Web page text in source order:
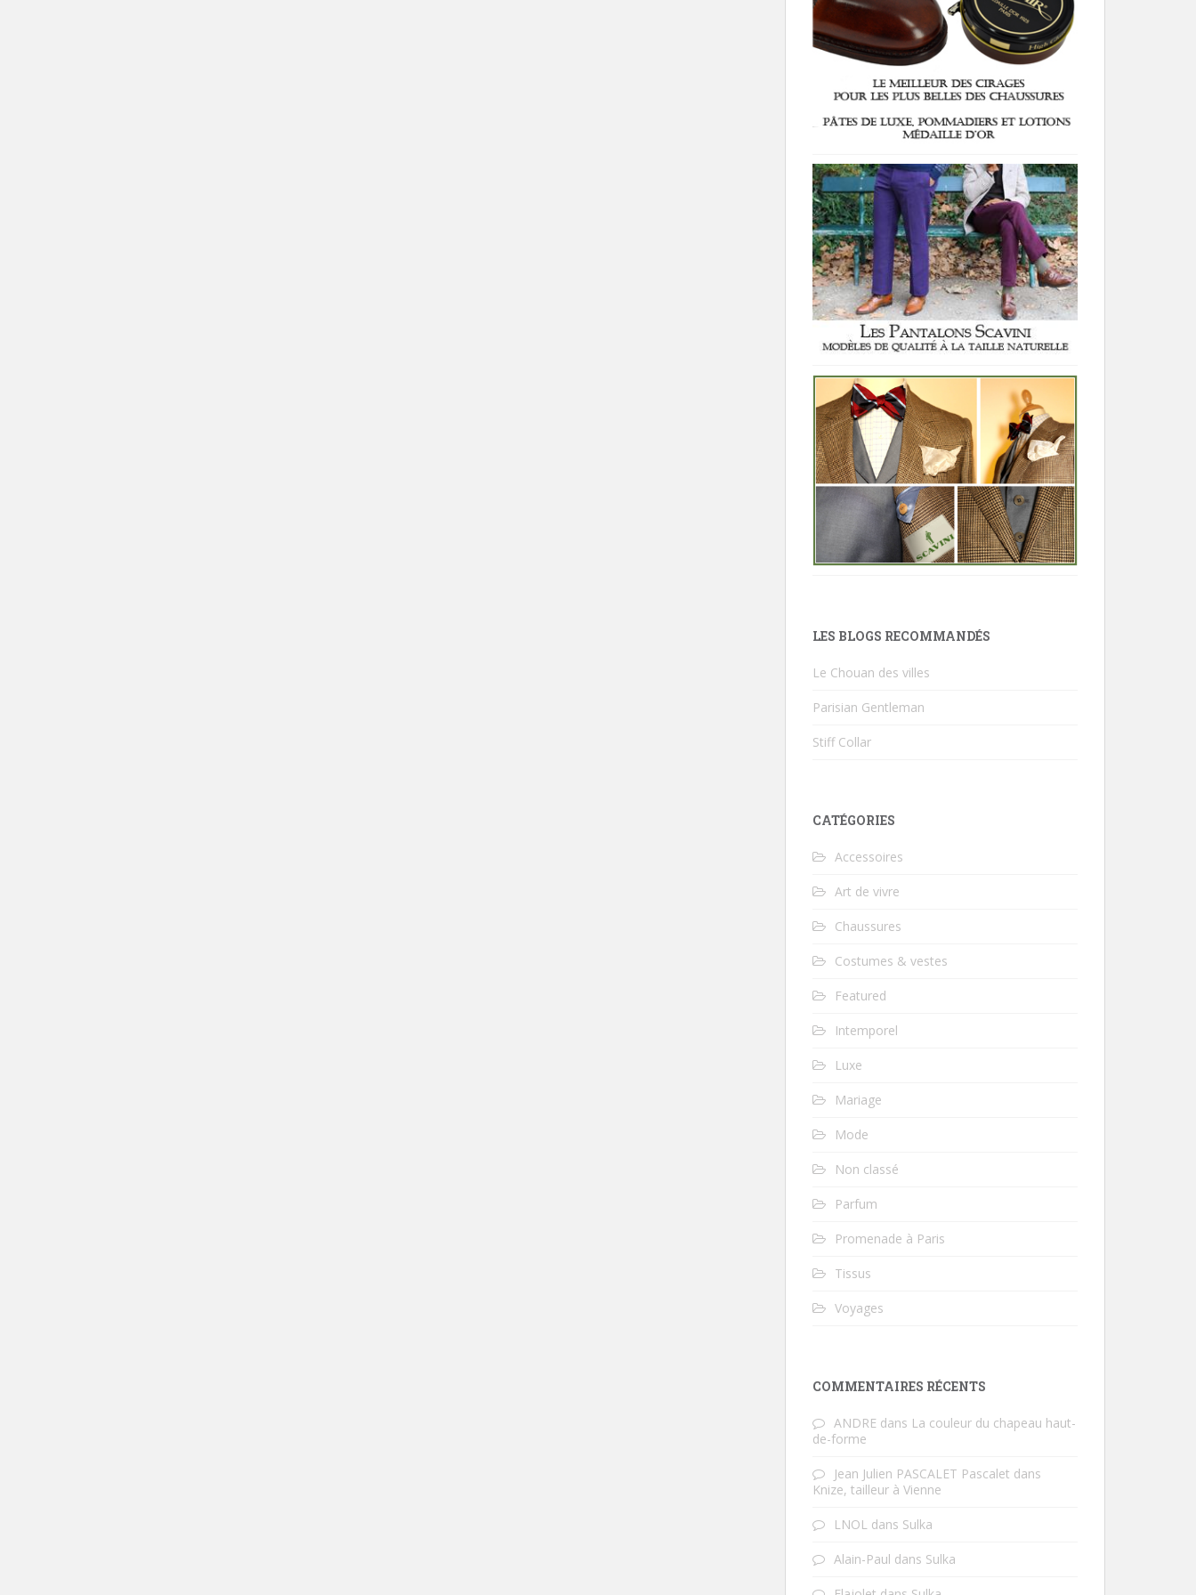
LES BLOGS RECOMMANDÉS
Le Chouan des villes
Parisian Gentleman
Stiff Collar
CATÉGORIES
Accessoires
Art de vivre
Chaussures
Costumes & vestes
Featured
Intemporel
Luxe
Mariage
Mode
Non classé
Parfum
Promenade à Paris
Tissus
Voyages
COMMENTAIRES RÉCENTS
ANDRE dans La couleur du chapeau haut-
de-forme
Jean Julien PASCALET Pascalet dans
Knize, tailleur à Vienne
LNOL dans Sulka
Alain-Paul dans Sulka